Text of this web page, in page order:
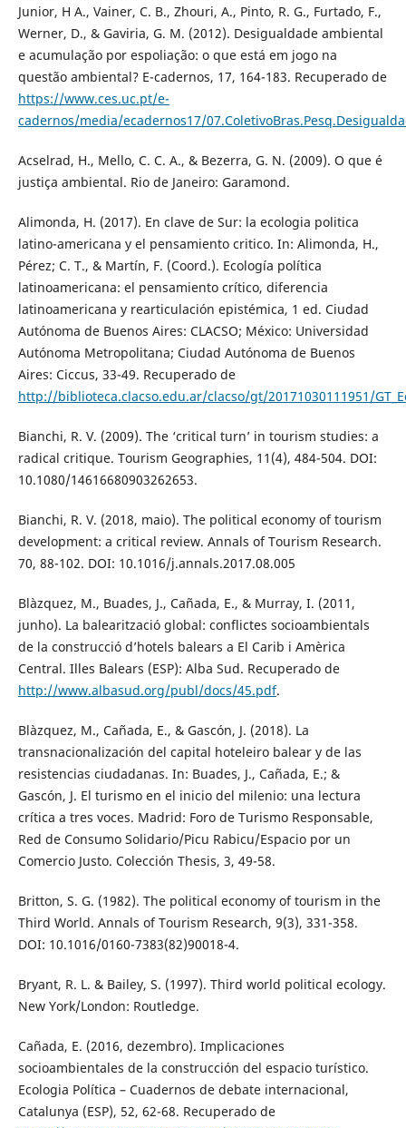
Junior, H A., Vainer, C. B., Zhouri, A., Pinto, R. G., Furtado, F.,
Werner, D., & Gaviria, G. M. (2012). Desigualdade ambiental
e acumulação por espoliação: o que está em jogo na
questão ambiental? E-cadernos, 17, 164-183. Recuperado de
https://www.ces.uc.pt/e-
cadernos/media/ecadernos17/
Acselrad, H., Mello, C. C. A., & Bezerra, G. N. (2009). O que é
justiça ambiental. Rio de Janeiro: Garamond.
Alimonda, H. (2017). En clave de Sur: la ecologia politica
latino-americana y el pensamiento critico. In: Alimonda, H.,
Pérez; C. T., & Martín, F. (Coord.). Ecología política
latinoamericana: el pensamiento crítico, diferencia
latinoamericana y rearticulación epistémica, 1 ed. Ciudad
Autónoma de Buenos Aires: CLACSO; México: Universidad
Autónoma Metropolitana; Ciudad Autónoma de Buenos
Aires: Ciccus, 33-49. Recuperado de
http://biblioteca.clacso.edu.ar/clacso/gt/20171030111951/
Bianchi, R. V. (2009). The ‘critical turn’ in tourism studies: a
radical critique. Tourism Geographies, 11(4), 484-504. DOI:
10.1080/14616680903262653.
Bianchi, R. V. (2018, maio). The political economy of tourism
development: a critical review. Annals of Tourism Research.
70, 88-102. DOI: 10.1016/j.annals.2017.08.005
Blàzquez, M., Buades, J., Cañada, E., & Murray, I. (2011,
junho). La balearització global: conflictes socioambientals
de la construcció d’hotels balears a El Carib i Amèrica
Central. Illes Balears (ESP): Alba Sud. Recuperado de
http://www.albasud.org/publ/docs/45.pdf.
Blàzquez, M., Cañada, E., & Gascón, J. (2018). La
transnacionalización del capital hoteleiro balear y de las
resistencias ciudadanas. In: Buades, J., Cañada, E.; &
Gascón, J. El turismo en el inicio del milenio: una lectura
crítica a tres voces. Madrid: Foro de Turismo Responsable,
Red de Consumo Solidario/Picu Rabicu/Espacio por un
Comercio Justo. Colección Thesis, 3, 49-58.
Britton, S. G. (1982). The political economy of tourism in the
Third World. Annals of Tourism Research, 9(3), 331-358.
DOI: 10.1016/0160-7383(82)90018-4.
Bryant, R. L. & Bailey, S. (1997). Third world political ecology.
New York/London: Routledge.
Cañada, E. (2016, dezembro). Implicaciones
socioambientales de la construcción del espacio turístico.
Ecologia Política – Cuadernos de debate internacional,
Catalunya (ESP), 52, 62-68. Recuperado de